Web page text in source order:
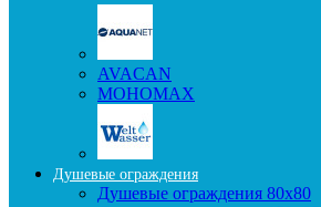
AVACAN
МОНОМАХ
Душевые ограждения
Душевые ограждения 80x80